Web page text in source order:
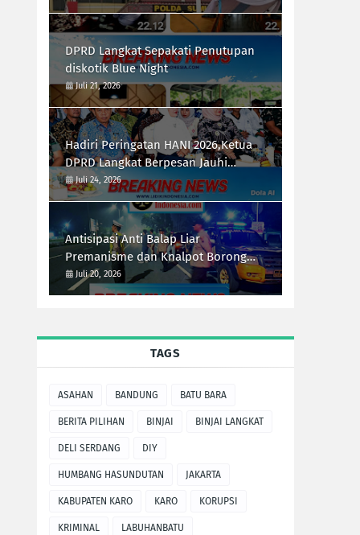
Resmi Menjabat
DPRD Langkat Sepakati Penutupan
diskotik Blue Night
Juli 21, 2026
Hadiri Peringatan HANI 2026,Ketua
DPRD Langkat Berpesan Jauhi
Narkotika
Juli 24, 2026
Antisipasi Anti Balap Liar
Premanisme dan Knalpot Borong
Tim UKL Polres Langkat Laksanakan
Patroli Malam
Juli 20, 2026
TAGS
ASAHAN BANDUNG BATU BARA
BERITA PILIHAN BINJAI BINJAI LANGKAT
DELI SERDANG DIY
HUMBANG HASUNDUTAN JAKARTA
KABUPATEN KARO KARO KORUPSI
KRIMINAL LABUHANBATU